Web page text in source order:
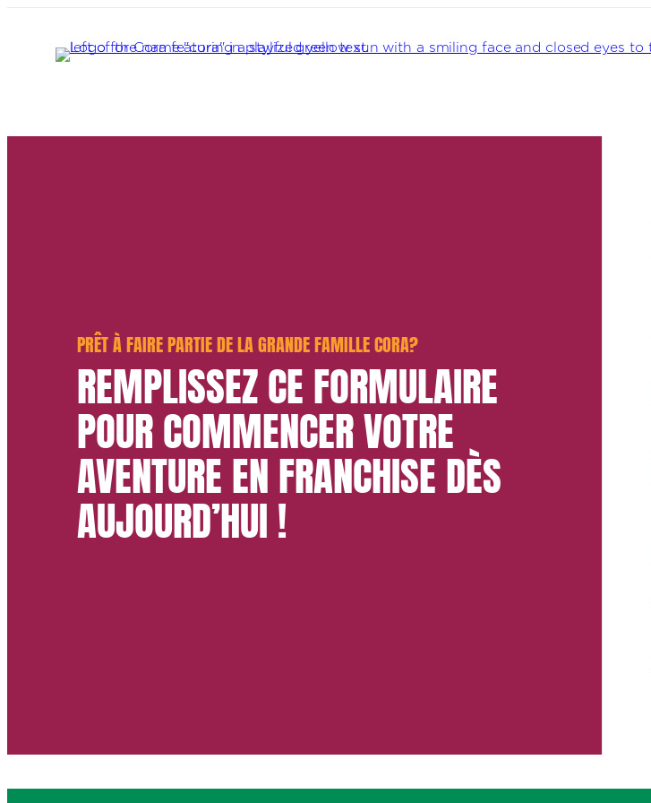
PRÊT À FAIRE PARTIE DE LA GRANDE FAMILLE CORA?
REMPLISSEZ CE FORMULAIRE
POUR COMMENCER VOTRE
AVENTURE EN FRANCHISE DÈS
AUJOURD’HUI !